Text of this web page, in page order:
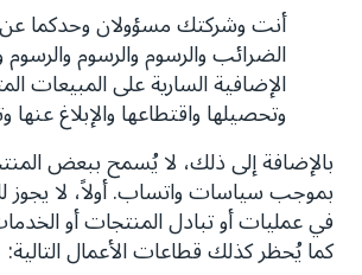
أنت وشركتك مسؤولان وحدكما
الضرائب والرسوم والرسوم والرسوم
الإضافية السارية على المبيعات
وتحصيلها واقتطاعها والإبلاغ عنها
بالإضافة إلى ذلك، لا يُسمح ببعض
بموجب سياسات واتساب. أولاً، لا يجوز
في عمليات أو تبادل المنتجات أو
كما يُحظر كذلك قطاعات الأعمال التالية: